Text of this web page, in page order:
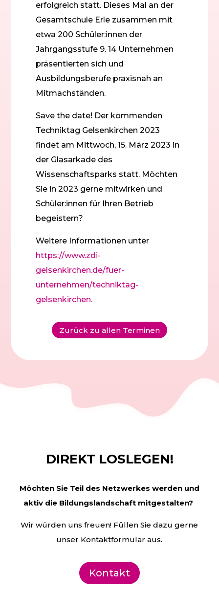
erfolgreich statt. Dieses Mal an der
Gesamtschule Erle zusammen mit
etwa 200 Schüler:innen der
Jahrgangsstufe 9. 14 Unternehmen
präsentierten sich und
Ausbildungsberufe praxisnah an
Mitmachständen.
Save the date! Der kommenden
Techniktag Gelsenkirchen 2023
findet am Mittwoch, 15. März 2023 in
der Glasarkade des
Wissenschaftsparks statt. Möchten
Sie in 2023 gerne mitwirken und
Schüler:innen für Ihren Betrieb
begeistern?
Weitere Informationen unter
https://www.zdi-
gelsenkirchen.de/fuer-
unternehmen/techniktag-
gelsenkirchen.
Zurück zu allen Terminen
DIREKT LOSLEGEN!
Möchten Sie Teil des Netzwerkes werden und
aktiv die Bildungslandschaft mitgestalten?
Wir würden uns freuen! Füllen Sie dazu gerne
unser Kontaktformular aus.
Kontakt